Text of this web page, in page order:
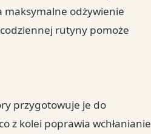
maksymalne odżywienie
rutyny pomoże
przygotowuje je do
z kolei poprawia wchłanianie